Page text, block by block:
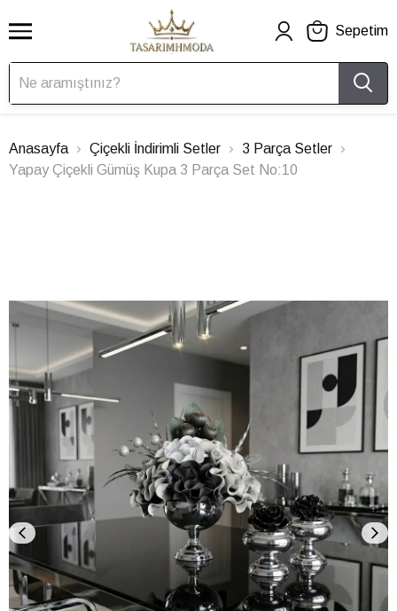
Sepetim
Anasayfa Çiçekli İndirimli Setler
3 Parça Setler
Yapay Çiçekli Gümüş Kupa 3 Parça Set No:10